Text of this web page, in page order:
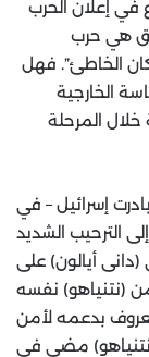
في إعلان الحرب
العراق هي حرب
الخاطئ”. فهل
الخارجية
خلال المرحلة
إسرائيل – في
الترحيب الشديد
(دانى أيالون) على
(نتنياهو) نفسه
بدعمه لأمن
(نتنياهو) مضى في